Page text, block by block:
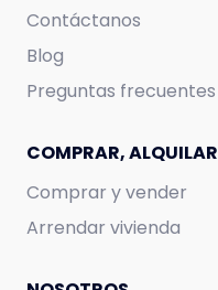
Contáctanos
Blog
Preguntas frecuentes
COMPRAR, ALQUILAR
Comprar y vender
Arrendar vivienda